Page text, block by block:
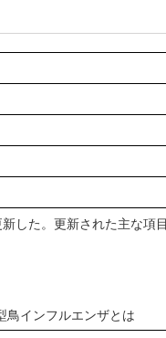
した。更新された主な項
鳥インフルエンザとは